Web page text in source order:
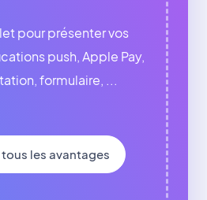
pour présenter vos
push, Apple Pay,
formulaire, ...
tous les avantages